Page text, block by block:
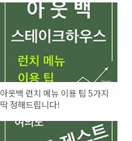
아웃백 런치 메뉴 이용 팁 5가지
딱 정해드립니다!